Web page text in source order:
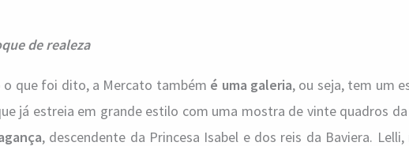
de realeza
o que foi dito, a Mercato também é uma galeria, ou seja, tem um
já estreia em grande estilo com uma mostra de vinte quadros
, descendente da Princesa Isabel e dos reis da Baviera.